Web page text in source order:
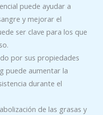
puede ayudar a
y mejorar el
ser clave para los que
por sus propiedades
puede aumentar la
durante el
de las grasas y